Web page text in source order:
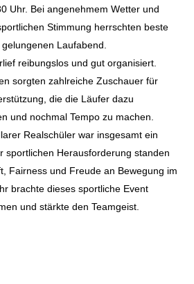
Uhr. Bei angenehmem Wetter und
Stimmung herrschten beste
Laufabend.
reibungslos und gut organisiert.
sorgten zahlreiche Zuschauer für
die die Läufer dazu
und nochmal Tempo zu machen.
Realschüler war insgesamt ein
sportlichen Herausforderung standen
Fairness und Freude an Bewegung im
brachte dieses sportliche Event
und stärkte den Teamgeist.